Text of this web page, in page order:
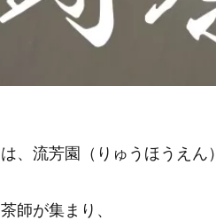
、流芳園（りゅうほうえん
師が集まり、